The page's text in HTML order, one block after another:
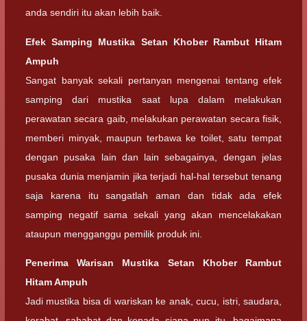
anda sendiri itu akan lebih baik.
Efek Samping Mustika Setan Khober Rambut Hitam
Ampuh
Sangat banyak sekali pertanyan mengenai tentang efek
samping dari mustika saat lupa dalam melakukan
perawatan secara gaib, melakukan perawatan secara fisik,
memberi minyak, maupun terbawa ke toilet, satu tempat
dengan pusaka lain dan lain sebagainya, dengan jelas
pusaka dunia menjamin jika terjadi hal-hal tersebut tenang
saja karena itu sangatlah aman dan tidak ada efek
samping negatif sama sekali yang akan mencelakakan
ataupun mengganggu pemilik produk ini.
Penerima Warisan Mustika Setan Khober Rambut
Hitam Ampuh
Jadi mustika bisa di wariskan ke anak, cucu, istri, saudara,